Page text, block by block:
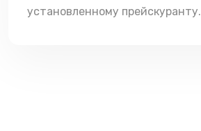
установленному прейскуранту.